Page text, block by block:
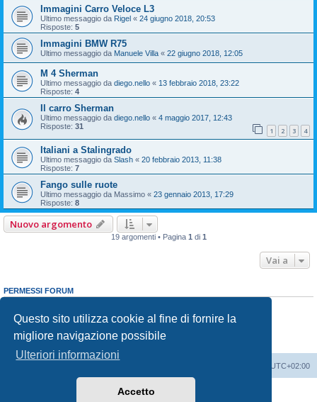
Questo sito utilizza cookie al fine di fornire la
migliore navigazione possibile
Ulteriori informazioni
Accetto
Immagini Carro Veloce L3
Ultimo messaggio da Rigel « 24 giugno 2018, 20:53
Risposte: 5
Immagini BMW R75
Ultimo messaggio da Manuele Villa « 22 giugno 2018, 12:05
M 4 Sherman
Ultimo messaggio da diego.nello « 13 febbraio 2018, 23:22
Risposte: 4
Il carro Sherman
Ultimo messaggio da diego.nello « 4 maggio 2017, 12:43
Risposte: 31 1 2 3 4
Italiani a Stalingrado
Ultimo messaggio da Slash « 20 febbraio 2013, 11:38
Risposte: 7
Fango sulle ruote
Ultimo messaggio da Massimo « 23 gennaio 2013, 17:29
Risposte: 8
Nuovo argomento
19 argomenti • Pagina 1 di 1
Vai a
PERMESSI FORUM
Non puoi
rispondere negli argomenti
Non puoimodificare i tuoi messaggi
Non puoicancellare i tuoi messaggi
Non puoi
inviare allegati
UTC+02:00
phpBB® Forum Software © phpBB Limited